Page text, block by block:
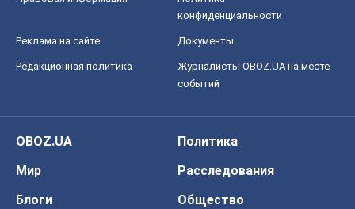
конфиденциальности
Реклама на сайте Документы
Редакционная политика
Журналисты OBOZ.UA на месте
событий
OBOZ.UA
Политика
Мир
Расследования
Блоги
Общество